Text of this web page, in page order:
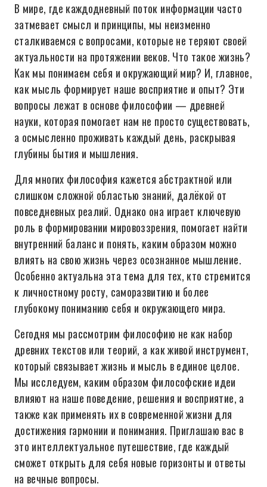
В мире, где каждодневный поток информации часто
затмевает смысл и принципы, мы неизменно
сталкиваемся с вопросами, которые не теряют своей
актуальности на протяжении веков. Что такое жизнь?
Как мы понимаем себя и окружающий мир? И, главное,
как мысль формирует наше восприятие и опыт? Эти
вопросы лежат в основе философии — древней
науки, которая помогает нам не просто существовать,
а осмысленно проживать каждый день, раскрывая
глубины бытия и мышления.
Для многих философия кажется абстрактной или
слишком сложной областью знаний, далёкой от
повседневных реалий. Однако она играет ключевую
роль в формировании мировоззрения, помогает найти
внутренний баланс и понять, каким образом можно
влиять на свою жизнь через осознанное мышление.
Особенно актуальна эта тема для тех, кто стремится
к личностному росту, саморазвитию и более
глубокому пониманию себя и окружающего мира.
Сегодня мы рассмотрим философию не как набор
древних текстов или теорий, а как живой инструмент,
который связывает жизнь и мысль в единое целое.
Мы исследуем, каким образом философские идеи
влияют на наше поведение, решения и восприятие, а
также как применять их в современной жизни для
достижения гармонии и понимания. Приглашаю вас в
это интеллектуальное путешествие, где каждый
сможет открыть для себя новые горизонты и ответы
на вечные вопросы.